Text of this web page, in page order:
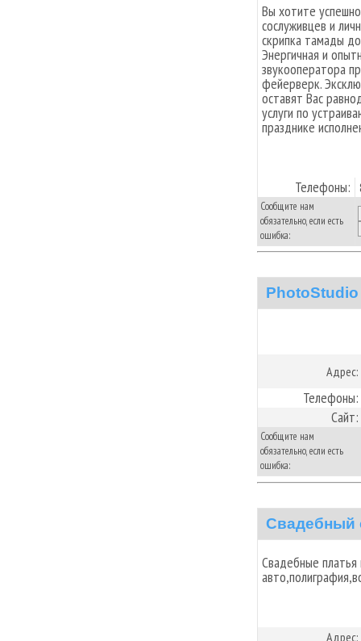
Вы хотите
сослуживцев и
скрипка тамады
Энергичная и
звукооператора
фейерверк.
оставят Вас
услуги по
празднике
Телефоны:
Сообщите нам
обязательно, если есть
ошибка:
Адрес:
Телефоны:
Сайт:
Сообщите нам
обязательно, если есть
ошибка:
Свадебный
Свадебные платья
Адрес: